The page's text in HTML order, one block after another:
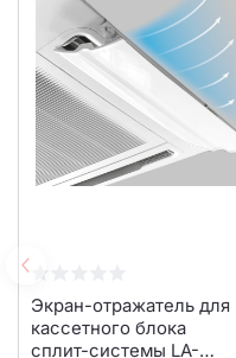
Экран-отражатель для
кассетного блока
сплит-системы LA-